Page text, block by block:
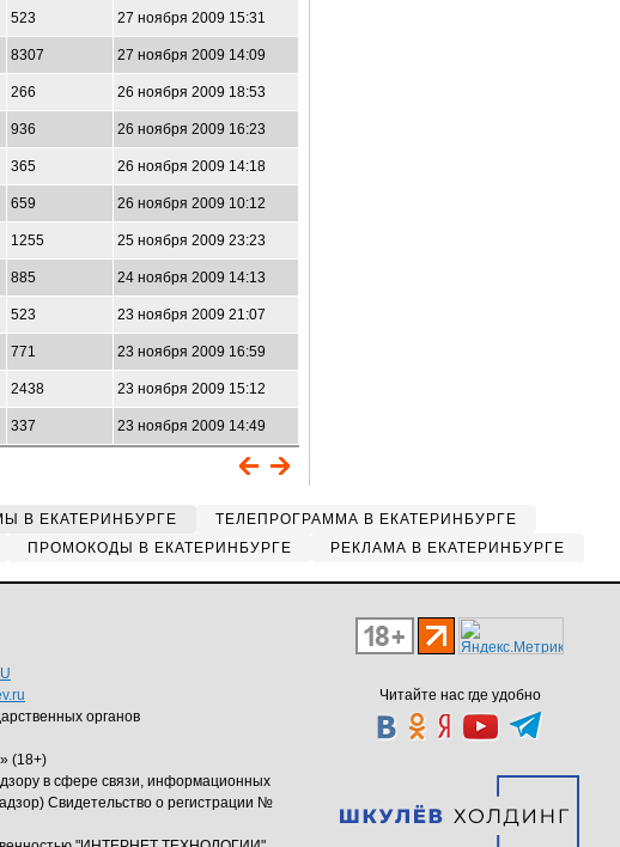
523 27 ноября 2009 15:31
8307 27 ноября 2009 14:09
266 26 ноября 2009 18:53
936 26 ноября 2009 16:23
365 26 ноября 2009 14:18
659 26 ноября 2009 10:12
1255 25 ноября 2009 23:23
885 24 ноября 2009 14:13
523 23 ноября 2009 21:07
771 23 ноября 2009 16:59
2438 23 ноября 2009 15:12
337 23 ноября 2009 14:49
В ЕКАТЕРИНБУРГЕ
ТЕЛЕПРОГРАММА В ЕКАТЕРИНБУРГЕ
ПРОМОКОДЫ В ЕКАТЕРИНБУРГЕ РЕКЛАМА В ЕКАТЕРИНБУРГЕ
Читайте нас где удобно
органов
(18+)
в сфере связи, информационных
Свидетельство о регистрации №